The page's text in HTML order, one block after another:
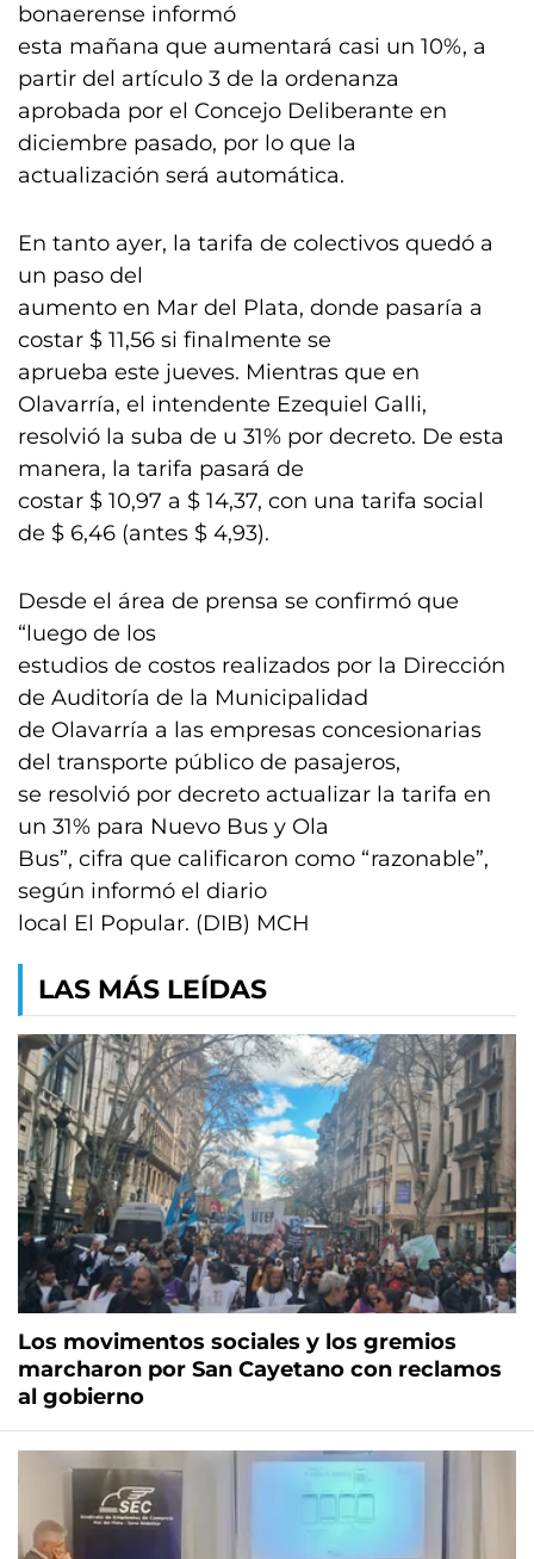
bonaerense informó
esta mañana que aumentará casi un 10%, a
partir del artículo 3 de la ordenanza
aprobada por el Concejo Deliberante en
diciembre pasado, por lo que la
actualización será automática.
En tanto ayer, la tarifa de colectivos quedó a
un paso del
aumento en Mar del Plata, donde pasaría a
costar $ 11,56 si finalmente se
aprueba este jueves. Mientras que en
Olavarría, el intendente Ezequiel Galli,
resolvió la suba de u 31% por decreto. De esta
manera, la tarifa pasará de
costar $ 10,97 a $ 14,37, con una tarifa social
de $ 6,46 (antes $ 4,93).
Desde el área de prensa se confirmó que
“luego de los
estudios de costos realizados por la Dirección
de Auditoría de la Municipalidad
de Olavarría a las empresas concesionarias
del transporte público de pasajeros,
se resolvió por decreto actualizar la tarifa en
un 31% para Nuevo Bus y Ola
Bus”, cifra que calificaron como “razonable”,
según informó el diario
local El Popular. (DIB) MCH
LAS MÁS LEÍDAS
Los movimentos sociales y los gremios
marcharon por San Cayetano con reclamos
al gobierno